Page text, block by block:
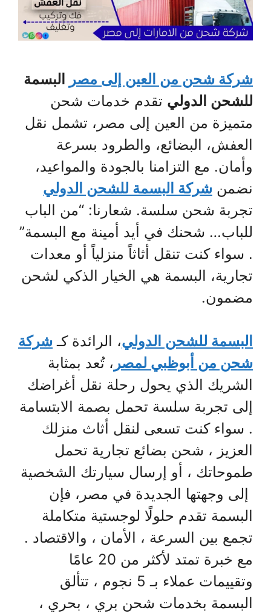
شركة شحن من العين إلى مصر
البسمة
للشحن الدولي تقدم خدمات شحن
متميزة من العين إلى مصر، تشمل نقل
العفش، البضائع، والطرود بسرعة
وأمان. مع التزامنا بالجودة والمواعيد،
نضمن شركة البسمة للشحن الدولي
تجربة شحن سلسة. شعارنا: “من الباب
للباب… شحنك في أيد أمينة مع البسمة”
. سواء كنت تنقل أثاثاً منزلياً أو معدات
تجارية، البسمة هي الخيار الذكي لشحن
مضمون.
البسمة للشحن الدولي، الرائدة كـ شركة
شحن من أبوظبي لمصر ، تُعد بمثابة
الشريك الذي يحول رحلة نقل أغراضك
إلى تجربة سلسة تحمل بصمة الابتسامة
. سواء كنت تسعى لنقل أثاث منزلك
العزيز ، شحن بضائع تجارية تحمل
طموحاتك ، أو إرسال سيارتك الشخصية
إلى وجهتها الجديدة في مصر، فإن
البسمة تقدم حلولًا لوجستية متكاملة
تجمع بين السرعة ، الأمان ، والاقتصاد .
مع خبرة تمتد لأكثر من 20 عامًا
وتقييمات عملاء بـ 5 نجوم ، تتألق
البسمة بخدمات شحن بري ، بحري ،